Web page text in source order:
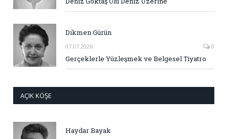
Dikmen Gürün
07.07.2026 0
Gerçeklerle Yüzleşmek ve Belgesel Tiyatro
AÇIK KÖŞE
Haydar Bayak